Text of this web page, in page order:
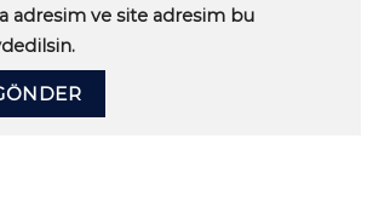
adresim ve site adresim bu